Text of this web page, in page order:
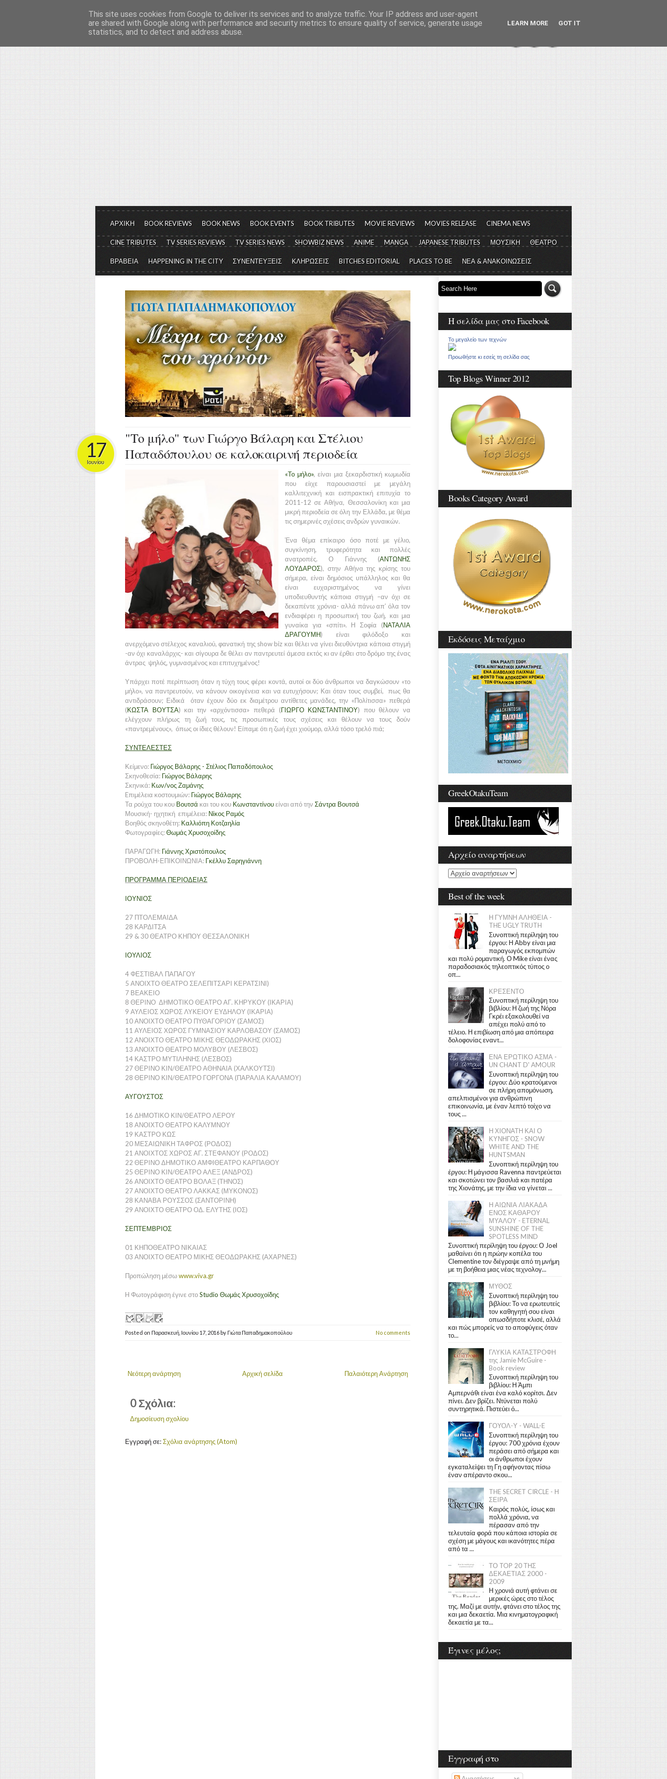
Το μεγαλείο των Τεχνών...
Είμαστε πάντα εδώ για να μιλάμε για τον πολιτισμό, σε κάθε του μορφή και έκταση...
ΑΡΧΙΚΗ BOOK REVIEWS BOOK NEWS BOOK EVENTS BOOK TRIBUTES MOVIE REVIEWS MOVIES RELEASE CINEMA NEWS
CINE TRIBUTES TV SERIES REVIEWS TV SERIES NEWS SHOWBIZ NEWS ANIME MANGA JAPANESE TRIBUTES ΜΟΥΣΙΚΗ ΘΕΑΤΡΟ
ΒΡΑΒΕΙΑ HAPPENING IN THE CITY ΣΥΝΕΝΤΕΥΞΕΙΣ ΚΛΗΡΩΣΕΙΣ BITCHES EDITORIAL PLACES TO BE ΝΕΑ & ΑΝΑΚΟΙΝΩΣΕΙΣ
"Το μήλο" των Γιώργο Βάλαρη και Στέλιου
Παπαδόπουλου σε καλοκαιρινή περιοδεία
17
Ιουνίου
«Το μήλο», είναι μια ξεκαρδιστική κωμωδία
που είιχε παρουσιαστεί με μεγάλη
καλλιτεχνική και εισπρακτική επιτυχία το
2011-12 σε Αθήνα, Θεσσαλονίκη και μια
μικρή περιοδεία σε όλη την Ελλάδα, με θέμα
τις σημερινές σχέσεις ανδρών γυναικών.
Ένα θέμα επίκαιρο όσο ποτέ με γέλιο,
συγκίνηση, τρυφερότητα και πολλές
ανατροπές. Ο Γιάννης (ΑΝΤΩΝΗΣ
ΛΟΥΔΑΡΟΣ), στην Αθήνα της κρίσης του
σήμερα, είναι δημόσιος υπάλληλος και θα
είναι ευχαριστημένος να γίνει
υποδιευθυντής κάποια στιγμή –αν όχι σε
δεκαπέντε χρόνια- αλλά πάνω απ’ όλα τον
ενδιαφέρει η προσωπική του ζωή, και μια
γυναίκα για «σπίτι». Η Σοφία (ΝΑΤΑΛΙΑ
ΔΡΑΓΟΥΜΗ) είναι φιλόδοξο και
ανερχόμενο στέλεχος καναλιού, φανατική της show biz και θέλει να γίνει διευθύντρια κάποια στιγμή
-αν όχι καναλάρχις- και σίγουρα δε θέλει αν παντρευτεί άμεσα εκτός κι αν έρθει στο δρόμο της ένας
άντρας ψηλός, γυμνασμένος και επιτυχημένος!
Υπάρχει ποτέ περίπτωση όταν η τύχη τους φέρει κοντά, αυτοί οι δύο άνθρωποι να δαγκώσουν «το
μήλο», να παντρευτούν, να κάνουν οικογένεια και να ευτυχήσουν; Και όταν τους συμβεί, πως θα
αντιδράσουν; Ειδικά όταν έχουν δύο εκ διαμέτρου αντίθετες μανάδες, την «Πολίτισσα» πεθερά
(ΚΩΣΤΑ ΒΟΥΤΣΑ) και την «αρχόντισσα» πεθερά (ΓΙΩΡΓΟ ΚΩΝΣΤΑΝΤΙΝΟΥ) που θέλουν να
ελέγχουν πλήρως τη ζωή τους, τις προσωπικές τους σχέσεις και θέλουν να τους δούν
«παντρεμένους», όπως οι ίδιες θέλουν! Είπαμε ότι η ζωή έχει χιούμορ, αλλά τόσο τρελό πιά;
ΣΥΝΤΕΛΕΣΤΕΣ
Κείμενο: Γιώργος Βάλαρης - Στέλιος Παπαδόπουλος
Σκηνοθεσία: Γιώργος Βάλαρης
Σκηνικά: Κων/νος Ζαμάνης
Eπιμέλεια κοστουμιών: Γιώργος Βάλαρης
Τα ρούχα του κου Βουτσά και του κου Κωνσταντίνουείναι από την Σάντρα Βουτσά
Μουσική- ηχητική επιμέλεια: Νίκος Ραμός
Βοηθός σκηνοθέτη: Καλλιόπη Κοτζαηλία
Φωτογραφίες:Θωμάς Χρυσοχοίδης
ΠΑΡΑΓΩΓΗ: Γιάννης Χριστόπουλος
ΠΡΟΒΟΛΗ-ΕΠΙΚΟΙΝΩΝΙΑ: Γκέλλυ Σαρηγιάννη
ΠΡΟΓΡΑΜΜΑ ΠΕΡΙΟΔΕΙΑΣ
ΙΟΥΝΙΟΣ
27 ΠΤΟΛΕΜΑΙΔΑ
28 ΚΑΡΔΙΤΣΑ
29 & 30 ΘΕΑΤΡΟ ΚΗΠΟΥ ΘΕΣΣΑΛΟΝΙΚΗ
ΙΟΥΛΙΟΣ
4 ΦΕΣΤΙΒΑΛ ΠΑΠΑΓΟΥ
5 ΑΝΟΙΧΤΟ ΘΕΑΤΡΟ ΣΕΛΕΠΙΤΣΑΡΙ ΚΕΡΑΤΣΙΝΙ)
7 ΒΕΑΚΕΙΟ
8 ΘΕΡΙΝΟ ΔΗΜΟΤΙΚΟ ΘΕΑΤΡΟ ΑΓ. ΚΗΡΥΚΟΥ (ΙΚΑΡΙΑ)
9 ΑΥΛΕΙΟΣ ΧΩΡΟΣ ΛΥΚΕΙΟΥ ΕΥΔΗΛΟΥ (ΙΚΑΡΙΑ)
10 ΑΝΟΙΧΤΟ ΘΕΑΤΡΟ ΠΥΘΑΓΟΡΙΟΥ (ΣΑΜΟΣ)
11 ΑΥΛΕΙΟΣ ΧΩΡΟΣ ΓΥΜΝΑΣΙΟΥ ΚΑΡΛΟΒΑΣΟΥ (ΣΑΜΟΣ)
12 ΑΝΟΙΧΤΟ ΘΕΑΤΡΟ ΜΙΚΗΣ ΘΕΟΔΩΡΑΚΗΣ (ΧΙΟΣ)
13 ΑΝΟΙΧΤΟ ΘΕΑΤΡΟ ΜΟΛΥΒΟΥ (ΛΕΣΒΟΣ)
14 ΚΑΣΤΡΟ ΜΥΤΙΛΗΝΗΣ (ΛΕΣΒΟΣ)
27 ΘΕΡΙΝΟ ΚΙΝ/ΘΕΑΤΡΟ ΑΘΗΝΑΙΑ (ΧΑΛΚΟΥΤΣΙ)
28 ΘΕΡΙΝΟ ΚΙΝ/ΘΕΑΤΡΟ ΓΟΡΓΟΝΑ (ΠΑΡΑΛΙΑ ΚΑΛΑΜΟΥ)
ΑΥΓΟΥΣΤΟΣ
16 ΔΗΜΟΤΙΚΟ ΚΙΝ/ΘΕΑΤΡΟ ΛΕΡΟΥ
18 ΑΝΟΙΧΤΟ ΘΕΑΤΡΟ ΚΑΛΥΜΝΟΥ
19 ΚΑΣΤΡΟ ΚΩΣ
20 ΜΕΣΑΙΩΝΙΚΗ ΤΑΦΡΟΣ (ΡΟΔΟΣ)
21 ΑΝΟΙΧΤΟΣ ΧΩΡΟΣ ΑΓ. ΣΤΕΦΑΝΟΥ (ΡΟΔΟΣ)
22 ΘΕΡΙΝΟ ΔΗΜΟΤΙΚΟ ΑΜΦΙΘΕΑΤΡΟ ΚΑΡΠΑΘΟΥ
25 ΘΕΡΙΝΟ ΚΙΝ/ΘΕΑΤΡΟ ΑΛΕΞ (ΑΝΔΡΟΣ)
26 ΑΝΟΙΧΤΟ ΘΕΑΤΡΟ ΒΟΛΑΞ (ΤΗΝΟΣ)
27 ΑΝΟΙΧΤΟ ΘΕΑΤΡΟ ΛΑΚΚΑΣ (ΜΥΚΟΝΟΣ)
28 ΚΑΝΑΒΑ ΡΟΥΣΣΟΣ (ΣΑΝΤΟΡΙΝΗ)
29 ΑΝΟΙΧΤΟ ΘΕΑΤΡΟ ΟΔ. ΕΛΥΤΗΣ (ΙΟΣ)
ΣΕΠΤΕΜΒΡΙΟΣ
01 ΚΗΠΟΘΕΑΤΡΟ ΝΙΚΑΙΑΣ
03 ΑΝΟΙΧΤΟ ΘΕΑΤΡΟ ΜΙΚΗΣ ΘΕΟΔΩΡΑΚΗΣ (ΑΧΑΡΝΕΣ)
Προπώληση μέσωwww.viva.gr
H Φωτογράφιση έγινε στοStudio Θωμάς Χρυσοχοίδης
Posted on Παρασκευή, Ιουνίου 17, 2016 by Γιώτα Παπαδημακοπούλου No comments
Νεότερη ανάρτηση Παλαιότερη Ανάρτηση
Αρχική σελίδα
0 Σχόλια:
Δημοσίευση σχολίου
Εγγραφή σε:Σχόλια ανάρτησης (Atom)
Η σελίδα μας στο Facebook
Το μεγαλείο των τεχνών
Προωθήστε κι εσείς τη σελίδα σας
Top Blogs Winner 2012
Books Category Award
Εκδόσεις Μεταίχμιο
GreekOtakuTeam
Αρχείο αναρτήσεων
Best of the week
Η ΓΥΜΝΗ ΑΛΗΘΕΙΑ -
THE UGLY TRUTH
Συνοπτική περίληψη του
έργου: Η Abby είναι μια
παραγωγός εκπομπών
και πολύ ρομαντική. Ο Mike είναι ένας
παραδοσιακός τηλεοπτικός τύπος ο
οπ...
ΚΡΕΣΕΝΤΟ
Συνοπτική περίληψη του
βιβλίου: Η ζωή της Νόρα
Γκρέι εξακολουθεί να
απέχει πολύ από το
τέλειο. Η επιβίωση από μια απόπειρα
δολοφονίας εναντ...
ΕΝΑ ΕΡΩΤΙΚΟ ΑΣΜΑ -
UN CHANT D' AMOUR
Συνοπτική περίληψη του
έργου: Δύο κρατούμενοι
σε πλήρη απομόνωση,
απελπισμένοι για ανθρώπινη
επικοινωνία, με έναν λεπτό τοίχο να
τους ...
Η ΧΙΟΝΑΤΗ ΚΑΙ Ο
ΚΥΝΗΓΟΣ - SNOW
WHITE AND THE
HUNTSMAN
Συνοπτική περίληψη του
έργου: Η μάγισσα Ravenna παντρεύεται
και σκοτώνει τον βασιλιά και πατέρα
της Χιονάτης, με την ίδια να γίνεται ...
Η ΑΙΩΝΙΑ ΛΙΑΚΑΔΑ
ΕΝΟΣ ΚΑΘΑΡΟΥ
ΜΥΑΛΟΥ - ETERNAL
SUNSHINE OF THE
SPOTLESS MIND
Συνοπτική περίληψη του έργου: Ο Joel
μαθαίνει ότι η πρώην κοπέλα του
Clementine τον διέγραψε από τη μνήμη
με τη βοήθεια μιας νέας τεχνολογ...
ΜΥΘΟΣ
Συνοπτική περίληψη του
βιβλίου: Το να ερωτευτείς
τον καθηγητή σου είναι
οπωσδήποτε κλισέ, αλλά
και πώς μπορείς να το αποφύγεις όταν
το...
ΓΛΥΚΙΑ ΚΑΤΑΣΤΡΟΦΗ
της Jamie McGuire -
Book review
Συνοπτική περίληψη του
βιβλίου: Η Άμπι
Αμπερνάθι είναι ένα καλό κορίτσι. Δεν
πίνει. Δεν βρίζει. Ντύνεται πολύ
συντηρητικά. Πιστεύει ό...
ΓΟΥΟΛ-Υ - WALL-E
Συνοπτική περίληψη του
έργου: 700 χρόνια έχουν
περάσει από σήμερα και
οι άνθρωποι έχουν
εγκαταλείψει τη Γη αφήνοντας πίσω
έναν απέραντο σκου...
THE SECRET CIRCLE - Η
ΣΕΙΡΑ
Καιρός πολύς, ίσως και
πολλά χρόνια, να
πέρασαν από την
τελευταία φορά που κάποια ιστορία σε
σχέση με μάγους και ικανότητες πέρα
από τα ...
ΤΟ TOP 20 ΤΗΣ
ΔΕΚΑΕΤΙΑΣ 2000 -
2009
Η χρονιά αυτή φτάνει σε
μερικές ώρες στο τέλος
της. Μαζί με αυτήν, φτάνει στο τέλος της
και μια δεκαετία. Μια κινηματογραφική
δεκαετία με τα...
Έγινες μέλος;
Εγγραφή στο
This site uses cookies from Google to deliver its services and to analyze traffic. Your IP address and user-agent
are shared with Google along with performance and security metrics to ensure quality of service, generate usage
statistics, and to detect and address abuse.
LEARN MORE GOT IT